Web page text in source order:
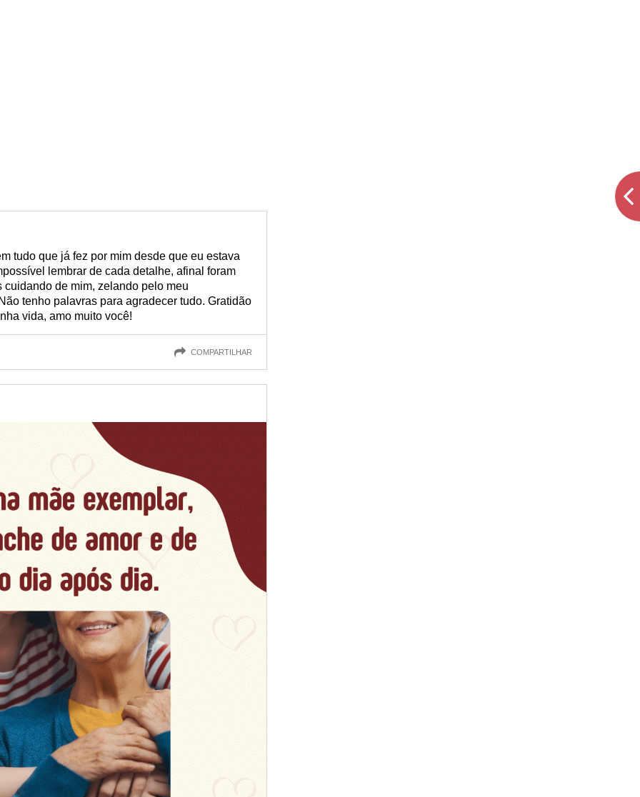
tudo que já fez por mim desde que eu estava
lembrar de cada detalhe, afinal foram
de mim, zelando pelo meu
tenho palavras para agradecer tudo. Gratidão
vida, amo muito você!
COMPARTILHAR